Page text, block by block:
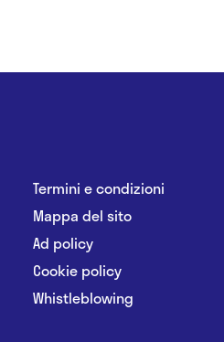
Termini e condizioni
Mappa del sito
Ad policy
Cookie policy
Whistleblowing